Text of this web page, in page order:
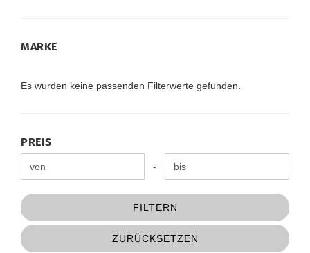
MARKE
MARKE
Es wurden keine passenden Filterwerte gefunden.
PREIS
PREIS
Preis bis -
FILTERN
ZURÜCKSETZEN